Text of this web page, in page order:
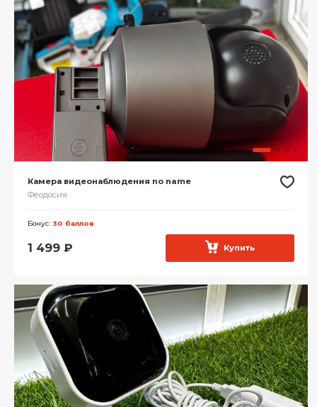
Камера видеонаблюдения no name
Феодосия
Бонус: 30 баллов
1 499 ₽ Купить